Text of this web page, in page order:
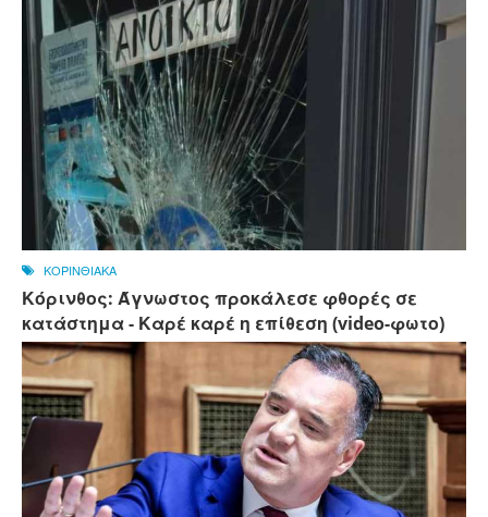
ΚΟΡΙΝΘΙΑΚΑ
Κόρινθος: Άγνωστος προκάλεσε φθορές σε
κατάστημα - Καρέ καρέ η επίθεση (video-φωτο)